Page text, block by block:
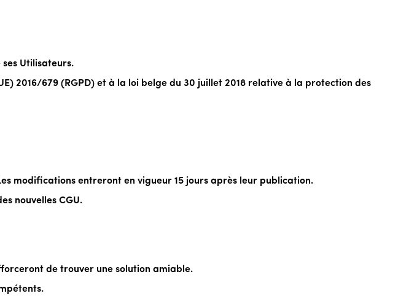
Utilisateurs.
2016/679 (RGPD) et à la loi belge du 30 juillet 2018 relative à la protection des
modifications entreront en vigueur 15 jours après leur publication.
nouvelles CGU.
de trouver une solution amiable.